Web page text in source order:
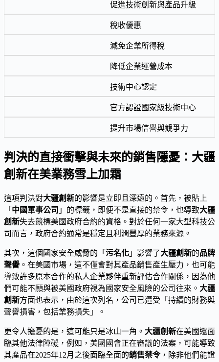
促進技術創新與產品升級
稅收優惠
減免企業所得稅
降低企業運營成本
技術中心認定
官方認證國家級技術中心
提升市場信譽與競爭力
判決的直接衝擊與未來的銷售隱憂：大疆
創新在美業務雪上加霜
這項判決對大疆創新的影響是立即且深遠的。首先，被貼上
「 中國軍事公司 」的標籤，即便不是直接的禁令，也導致大疆
創新失去競標美國政府合約的資格。對於任何一家大型科技公
司而言，政府合約通常是穩定且利潤豐厚的業務來源。
其次，這個國家安全威脅的「 污名化 」影響了大疆創新的品牌
聲譽。在美國市場，這不僅會對其產品銷售產生壓力，也可能
導致許多原本合作的私人企業夥伴重新評估合作關係，因為他
們可能不願與被美國政府視為國家安全風險的公司往來。 大疆
創新方面也表示，由於這次列名，公司已遭受「持續的財務與
聲譽損害，包括業務損失」。
更令人擔憂的是，這可能只是冰山一角。 大疆創新在美國還面
臨其他法律障礙，例如，美國國會正在審議的法案，可能導致
其產品在2025年12月之後面臨全面的銷售禁令 ，除非他們能證